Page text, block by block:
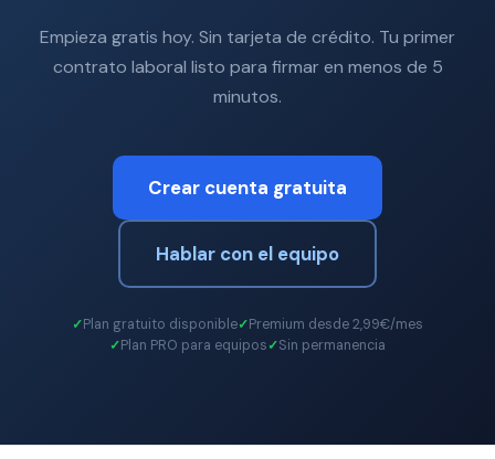
Empieza gratis hoy. Sin tarjeta de crédito. Tu primer
contrato laboral listo para firmar en menos de 5
minutos.
Crear cuenta gratuita
Hablar con el equipo
Plan gratuito disponible
Premium desde 2,99€/mes
Plan PRO para equipos
Sin permanencia